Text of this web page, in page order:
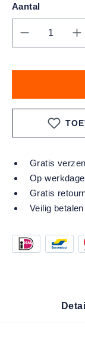
Aantal
Gratis
Op
Gratis
Veilig betalen